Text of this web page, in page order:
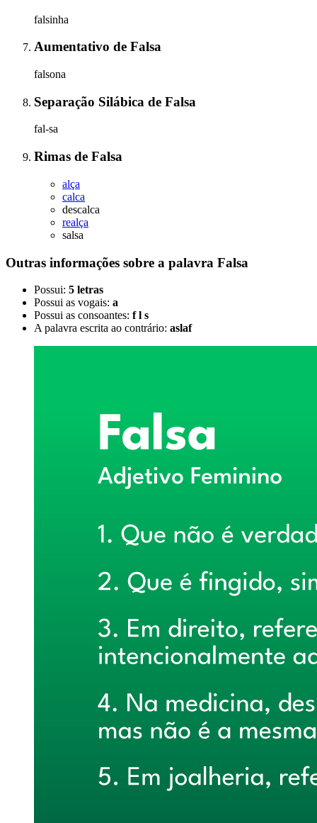
falsinha
Aumentativo de Falsa
falsona
Separação Silábica de Falsa
fal-sa
Rimas de Falsa
alça
calca
descalca
realça
salsa
Outras informações sobre a palavra Falsa
Possui: 5 letras
Possui as vogais: a
Possui as consoantes: f l s
A palavra escrita ao contrário: aslaf